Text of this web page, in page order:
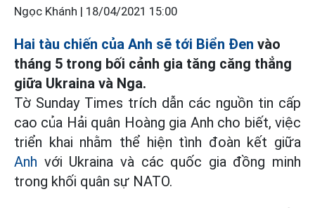
Ngọc Khánh | 18/04/2021 15:00
Hai tàu chiến của Anh sẽ tới Biển Đen vào
tháng 5 trong bối cảnh gia tăng căng thẳng
giữa Ukraina và Nga.
Tờ Sunday Times trích dẫn các nguồn tin cấp
cao của Hải quân Hoàng gia Anh cho biết, việc
triển khai nhằm thể hiện tình đoàn kết giữa
Anh với Ukraina và các quốc gia đồng minh
trong khối quân sự NATO.